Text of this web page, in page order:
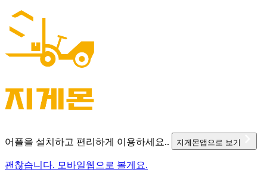
어플을 설치하고 편리하게 이용하세요.. 지게몬앱으로 보기
괜찮습니다. 모바일웹으로 볼게요.